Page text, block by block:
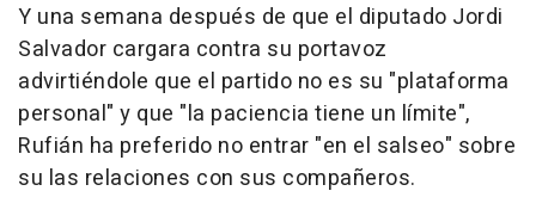
Y una semana después de que el diputado Jordi
Salvador cargara contra su portavoz
advirtiéndole que el partido no es su "plataforma
personal" y que "la paciencia tiene un límite",
Rufián ha preferido no entrar "en el salseo" sobre
su las relaciones con sus compañeros.